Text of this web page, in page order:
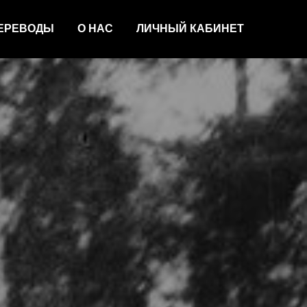
О НАС ЛИЧНЫЙ КАБИНЕТ